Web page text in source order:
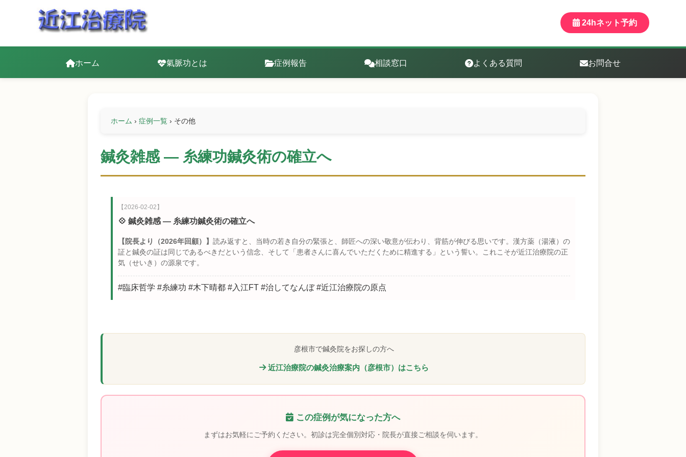
24hネット予約
ホーム 氣脈功とは 症例報告 相談窓口 よくある質問 お問合せ
ホーム › 症例一覧 › その他
鍼灸雑感 — 糸練功鍼灸術の確立へ
【2026-02-02】
💠 鍼灸雑感 — 糸練功鍼灸術の確立へ
【院長より（2026年回顧）】 読み返すと、当時の若き自分の緊張と、師匠への深い敬意が伝わり、背筋が伸びる思いです。漢方薬（湯液）の
証と鍼灸の証は同じであるべきだという信念、そして「患者さんに喜んでいただくために精進する」という誓い。これこそが近江治療院の正
気（せいき）の源泉です。
#臨床哲学 #糸練功 #木下晴都 #入江FT #治してなんぼ #近江治療院の原点
彦根市で鍼灸院をお探しの方へ
近江治療院の鍼灸治療案内（彦根市）はこちら
この症例が気になった方へ
まずはお気軽にご予約ください。初診は完全個別対応・院長が直接ご相談を伺います。